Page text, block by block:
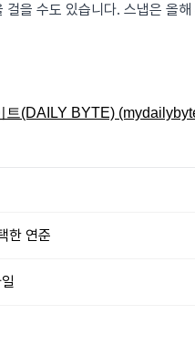
을 수도 있습니다. 스냅은 올
(DAILY BYTE)
한 연준